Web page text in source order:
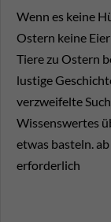
Wenn es keine
Ostern keine
Tiere zu Ostern
lustige
verzweifelte
Wissenswertes
etwas basteln.
erforderlich